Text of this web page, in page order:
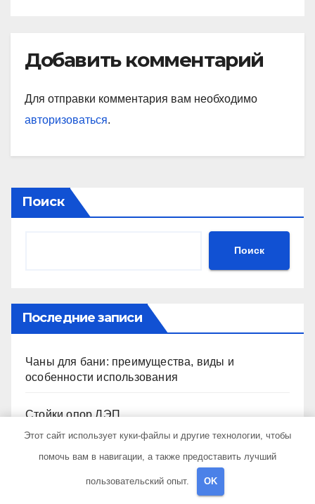
Добавить комментарий
Для отправки комментария вам необходимо
авторизоваться.
Поиск
Поиск
Последние записи
Чаны для бани: преимущества, виды и
особенности использования
Стойки опор ЛЭП
Малярный скотч: Ваш незаменимый помощник
Этот сайт использует куки-файлы и другие технологии, чтобы
помочь вам в навигации, а также предоставить лучший
пользовательский опыт. OK